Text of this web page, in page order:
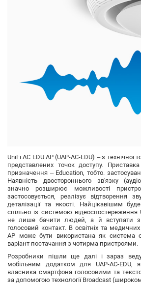
UniFi AC EDU AP (UAP-AC-EDU) – з технічної
представлених точок доступу.
призначення – Education, тобто.
Наявність двостороннього зв'язку
значно розширює можливості
застосовується, реалізує відтворення
деталізації та якості. Найцікавішим
спільно із системою
не лише бачити людей, а й вступати з
голосовий контакт. В освітніх та
AP може бути використана як система
варіант постачання з чотирма пристроями.
Розробники пішли ще далі і зараз
мобільним додатком для UAP-AC-EDU,
власника смартфона голосовими та
за допомогою технології Broadcast